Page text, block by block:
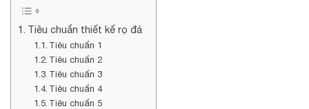
Tiêu chuẩn thiết kế rọ đá
Tiêu chuẩn 1
Tiêu chuẩn 2
Tiêu chuẩn 3
Tiêu chuẩn 4
Tiêu chuẩn 5